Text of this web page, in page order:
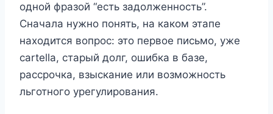
одной фразой “есть задолженность”.
Сначала нужно понять, на каком этапе
находится вопрос: это первое письмо, уже
cartella, старый долг, ошибка в базе,
рассрочка, взыскание или возможность
льготного урегулирования.